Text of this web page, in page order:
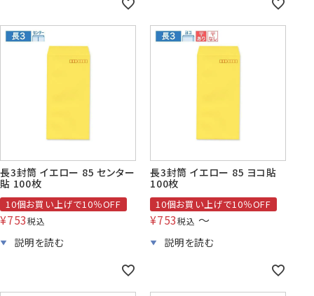
長3封筒 イエロー 85 センター
貼 100枚
10個お買い上げで10％OFF
¥753税込
長3封筒 イエロー 85 ヨコ貼
100枚
10個お買い上げで10％OFF
¥753税込 〜